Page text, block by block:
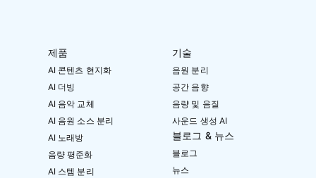
제품
AI 콘텐츠 현지화
AI 더빙
AI 음악 교체
AI 음원 소스 분리
AI 노래방
음량 평준화
AI 스템 분리
기술
음원 분리
공간 음향
음량 및 음질
사운드 생성 AI
블로그 & 뉴스
블로그
뉴스